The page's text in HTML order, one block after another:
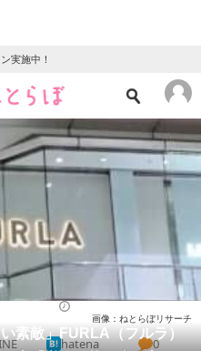
実施中！
ニュース
地域
教育・育児
素敵」FURLA（フルラ）
画像：ねとらぼリサーチ
hatena 0